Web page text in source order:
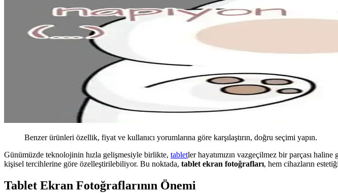
Benzer ürünleri özellik, fiyat ve kullanıcı yorumlarına göre karşılaştırın, doğru seçimi yapın.
Günümüzde teknolojinin hızla gelişmesiyle birlikte, tabletler hayatımızın vazgeçilmez bir parçası
kişisel tercihlerine göre özelleştirilebiliyor. Bu noktada, tablet ekran fotoğrafları, hem cihazların
Tablet Ekran Fotoğraflarının Önemi